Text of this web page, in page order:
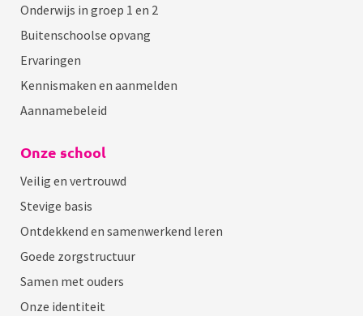
Onderwijs in groep 1 en 2
Buitenschoolse opvang
Ervaringen
Kennismaken en aanmelden
Aannamebeleid
Onze school
Veilig en vertrouwd
Stevige basis
Ontdekkend en samenwerkend leren
Goede zorgstructuur
Samen met ouders
Onze identiteit